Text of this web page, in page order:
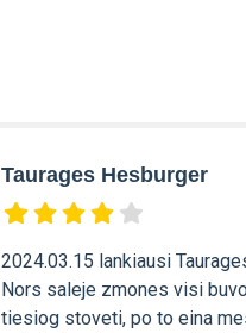
Taurages Hesburger
2024.03.15 lankiausi
Nors saleje zmones visi
tiesiog stoveti, po to eina